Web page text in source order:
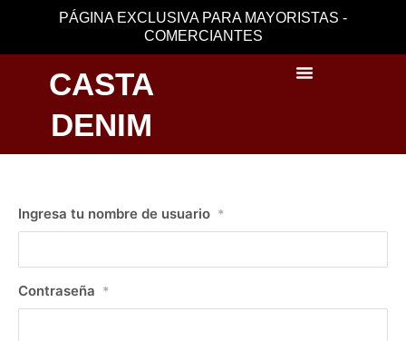
PÁGINA EXCLUSIVA PARA MAYORISTAS -
COMERCIANTES
CASTA
DENIM
Ingresa tu nombre de usuario *
Contraseña *